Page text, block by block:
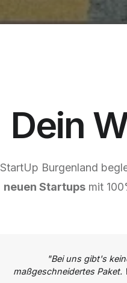
Dein
StartUp Burgenland
neuen Startupsmit
"Bei uns gibt's
maßgeschneidertes